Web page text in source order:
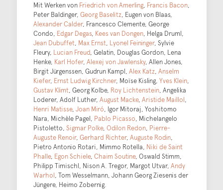
Mit Werken von Friedrich von Amerling, Francis Bacon,
Peter Baldinger, Georg Baselitz, Eugen von Blaas,
Alexander Calder, Francesco Clemente, George
Condo, Edgar Degas, Kees van Dongen, Helga Druml,
Jean Dubuffet, Max Ernst, Lyonel Feininger, Sylvie
Fleury, Lucian Freud, Gelatin, Douglas Gordon, Lena
Henke, Karl Hofer, Alexej von Jawlensky, Allen Jones,
Birgit Jürgenssen, Gudrun Kampl, Alex Katz, Anselm
Kiefer, Ernst Ludwig Kirchner, Moïse Kisling, Yves Klein,
Gustav Klimt, Georg Kolbe, Roy Lichtenstein, Angelika
Loderer, Adolf Luther, August Macke, Aristide Maillol,
Henri Matisse, Joan Miró, Igor Mitoraj, Yoshitomo
Nara, Michèle Pagel, Pablo Picasso, Michelangelo
Pistoletto, Sigmar Polke, Odilon Redon, Pierre-
Auguste Renoir, Gerhard Richter, Auguste Rodin,
Pietro Antonio Rotari, Mimmo Rotella, Niki de Saint
Phalle, Egon Schiele, Chaim Soutine, Oswald Stimm,
Philipp Timischl, Nison A. Tregor, Margot Utvar, Andy
Warhol, Tom Wesselmann, Johann Georg Ziesenis der
Jüngere, Heimo Zobernig.